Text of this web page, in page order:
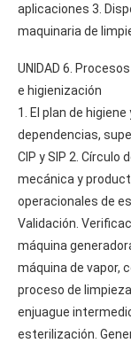
aplicaciones 3.
maquinaria de
UNIDAD 6.
e higienización
1. El plan de
dependencias,
CIP y SIP 2.
mecánica y
operacionales de
Validación.
máquina
máquina de vapor,
proceso de
enjuague
esterilización.